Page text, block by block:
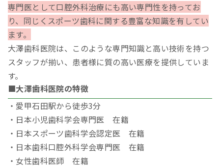
専門医として口腔外科治療にも高い専門性を持ってお
り、同じくスポーツ歯科に関する豊富な知識を有してい
ます。
大澤歯科医院は、このような専門知識と高い技術を持つ
スタッフが揃い、患者様に質の高い医療を提供していま
す。
■大澤歯科医院の特徴
・愛甲石田駅から徒歩3分
・日本小児歯科学会専門医 在籍
・日本スポーツ歯科学会認定医 在籍
・日本歯科口腔外科学会専門医 在籍
・女性歯科医師 在籍